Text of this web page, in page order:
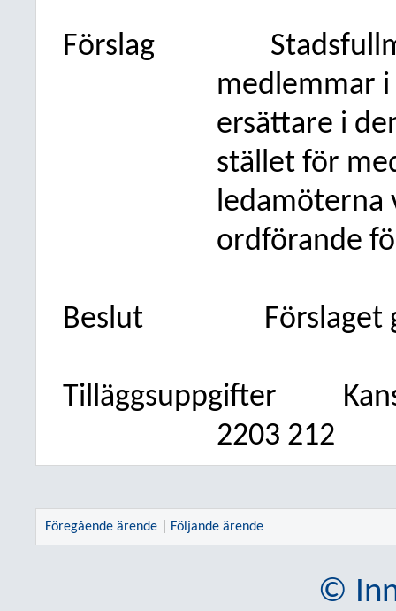
Förslag
medlemmar
ersättare i
stället för
ledamöterna
ordförande
Beslut Förslaget
Tilläggsuppgifter
2203 212
Föregående ärende Följande ärende
©